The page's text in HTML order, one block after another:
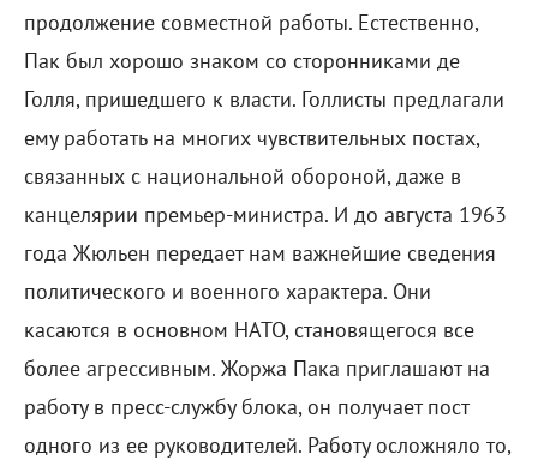
продолжение совместной работы. Естественно,
Пак был хорошо знаком со сторонниками де
Голля, пришедшего к власти. Голлисты предлагали
ему работать на многих чувствительных постах,
связанных с национальной обороной, даже в
канцелярии премьер-министра. И до августа 1963
года Жюльен передает нам важнейшие сведения
политического и военного характера. Они
касаются в основном НАТО, становящегося все
более агрессивным. Жоржа Пака приглашают на
работу в пресс-службу блока, он получает пост
одного из ее руководителей. Работу осложняло то,